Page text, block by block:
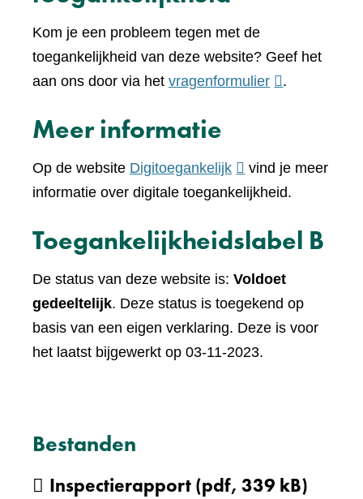
Kom je een probleem tegen met de
toegankelijkheid van deze website? Geef het
aan ons door via het vragenformulier(verwijst
website)
.
Meer informatie
Op de website Digitoegankelijk(verwijst
naar
andere
vind je meer
informatie over digitale toegankelijkheid.
Toegankelijkheidslabel B
De status van deze website is: Voldoet
gedeeltelijk. Deze status is toegekend op
basis van een eigen verklaring. Deze is voor
het laatst bijgewerkt op 03-11-2023.
Bestanden
Inspectierapport(pdf, 339 kB)